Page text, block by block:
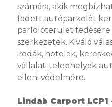
számára, akik
fedett autóparkolót
parlolóterület fedésére
szerkezetek. Kiváló
irodák, hotelek,
vállalati telephelyek
elleni védelmére.
Lindab Carport